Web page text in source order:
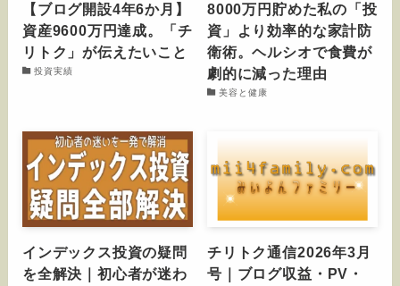
【ブログ開設4年6か月】
資産9600万円達成。「チ
リトク」が伝えたいこと
投資実績
8000万円貯めた私の「投
資」より効率的な家計防
衛術。ヘルシオで食費が
劇的に減った理由
美容と健康
インデックス投資の疑問
を全解決｜初心者が迷わ
チリトク通信2026年3月
号｜ブログ収益・PV・